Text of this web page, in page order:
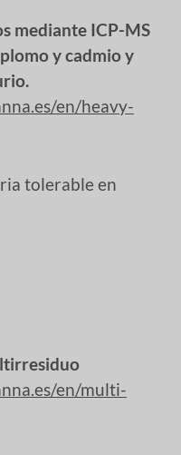
mediante ICP-MS
y cadmio y
en/heavy-
tolerable en
en/multi-